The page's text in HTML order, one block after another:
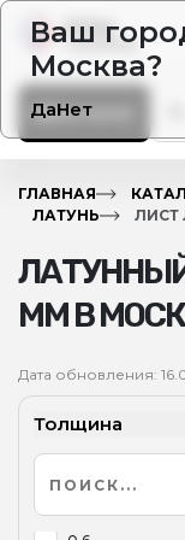
Ваш
Москва?
ДаНет
Каталог
ГЛАВНАЯ
ЛАТУНЬ
ЛИСТ
ММ В
Дата обновления:
Толщина